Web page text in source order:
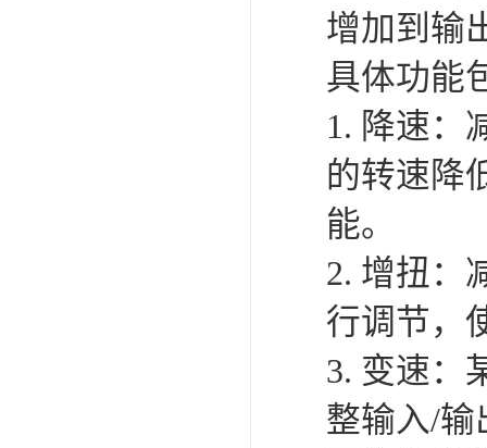
增加到输
具体功能
1. 降速：
的转速降
能。
2. 增扭：
行调节，
3. 变速：
整输入/输